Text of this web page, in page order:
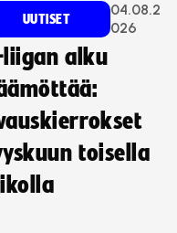
UUTISET
04.08.2
026
liigan alku
toisella